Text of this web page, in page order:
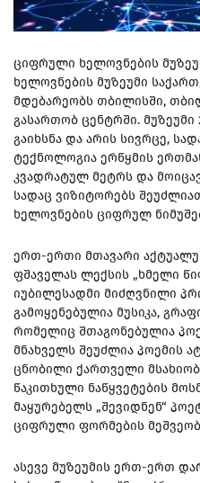
ციფრული ხელოვნების
ხელოვნების მუზეუმი
მდებარეობს თბილისში,
გასართობ ცენტრში.
გაიხსნა და არის სივრცე,
ტექნოლოგია ერწყმის
კვადრატულ მეტრს და
სადაც ვიზიტორებს
ხელოვნების ციფრულ
ერთ-ერთი მთავარი
ფშაველას ლექსის „ხმელი
იუბილესადმი მიძღვნილი
გამოყენებულია მუსიკა,
რომელიც შთაგონებულია
მნახველს შეუძლია პოემის
ცნობილი ქართველი
წაკითხული ნაწყვეტების
მაყურებელს „შევიდნენ“
ციფრული ფორმების
ასევე მუზეუმის ერთ-ერთ